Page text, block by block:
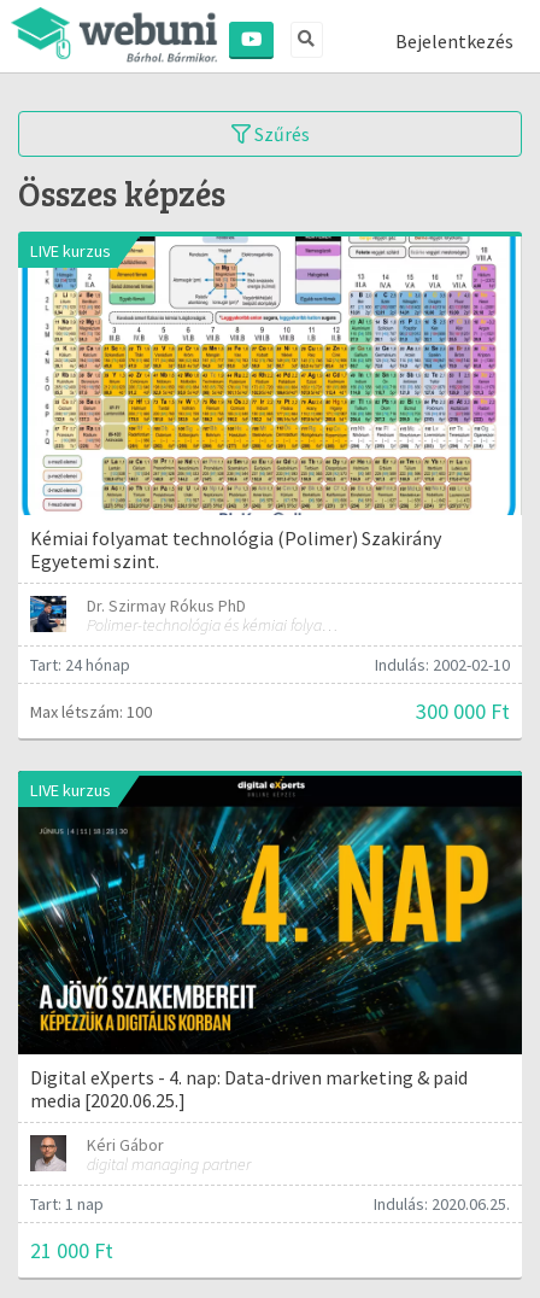
Bejelentkezés
Szűrés
Összes képzés
LIVE kurzus
Kémiai folyamat technológia (Polimer) Szakirány
Egyetemi szint.
Dr. Szirmay Rókus PhD
Polimer-technológia és kémiai folyamat-technológia
Tart: 24 hónap
Indulás: 2002-02-10
Max létszám: 100 300 000 Ft
LIVE kurzus
Digital eXperts - 4. nap: Data-driven marketing & paid
media [2020.06.25.]
Kéri Gábor
digital managing partner
Tart: 1 nap
Indulás: 2020.06.25.
21 000 Ft